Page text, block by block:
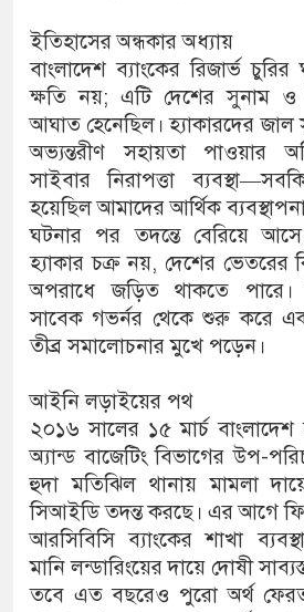
ইতিহাসের অন্ধকার অধ্যায়
বাংলাদেশ ব্যাংকের রিজার্ভ
ক্ষতি নয়; এটি দেশের সুনাম ও
আঘাত হেনেছিল। হ্যাকারদের জাল
অভ্যন্তরীণ সহায়তা পাওয়ার
সাইবার নিরাপত্তা
হয়েছিল আমাদের আর্থিক
ঘটনার পর তদন্তে বেরিয়ে
হ্যাকার চক্র নয়, দেশের
অপরাধে জড়িত থাকতে পারে।
সাবেক গভর্নর থেকে শুরু করে
তীব্র সমালোচনার মুখে পড়েন।
আইনি লড়াইয়ের পথ
২০১৬ সালের ১৫ মার্চ বাংলাদেশ
অ্যান্ড বাজেটিং বিভাগের উপ-
হুদা মতিঝিল থানায় মামলা
সিআইডি তদন্ত করছে। এর আগে
আরসিবিসি ব্যাংকের শাখা
মানি লন্ডারিংয়ের দায়ে দোষী
তবে এত বছরেও পুরো অর্থ